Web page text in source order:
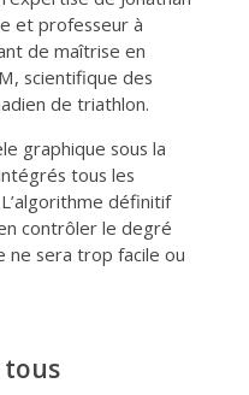
et professeur à
de maîtrise en
scientifique des
de triathlon.
graphique sous la
tous les
définitif
contrôler le degré
ne sera trop facile ou